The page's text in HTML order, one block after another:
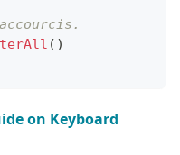
( )
on Keyboard